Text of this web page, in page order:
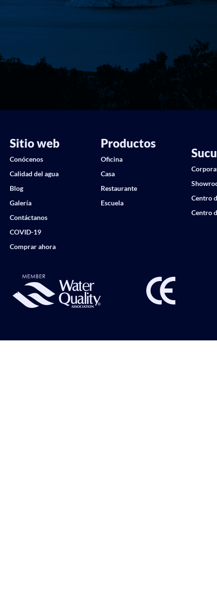
Sitio web
Conócenos
Calidad del agua
Blog
Galería
Contáctanos
COVID-19
Comprar ahora
Productos
Oficina
Casa
Restaurante
Escuela
Centro
Centro